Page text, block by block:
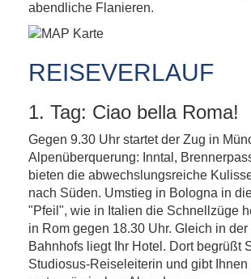
abendliche Flanieren.
REISEVERLAUF
1. Tag: Ciao bella Roma!
Gegen 9.30 Uhr startet der Zug in
Alpenüberquerung: Inntal,
bieten die abwechslungsreiche
nach Süden. Umstieg in Bologna in
"Pfeil", wie in Italien die Schnellzüge
in Rom gegen 18.30 Uhr. Gleich in
Bahnhofs liegt Ihr Hotel. Dort begrüßt
Studiosus-Reiseleiterin und gibt Ihnen